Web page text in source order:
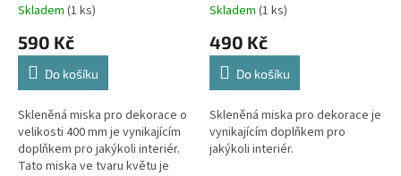
Skladem (1 ks)
590 Kč
Do košíku
Skleněná miska pro dekorace o
velikosti 400 mm je vynikajícím
doplňkem pro jakýkoli interiér.
Tato miska ve tvaru květu je
Skladem (1 ks)
490 Kč
Do košíku
Skleněná miska pro dekorace je
vynikajícím doplňkem pro
jakýkoli interiér.